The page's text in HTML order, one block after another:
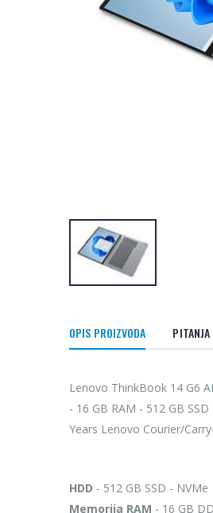
OPIS PROIZVODA PITANJA
Lenovo ThinkBook 14 G6
- 16 GB RAM - 512 GB
Years Lenovo Courier/
HDD - 512 GB SSD - NVMe
Memorija RAM - 16 GB